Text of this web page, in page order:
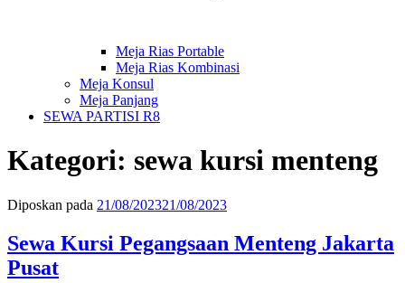
Meja Rias Portable
Meja Rias Kombinasi
Meja Konsul
Meja Panjang
SEWA PARTISI R8
Kategori: sewa kursi menteng
Diposkan pada 21/08/202321/08/2023
Sewa Kursi Pegangsaan Menteng Jakarta
Pusat